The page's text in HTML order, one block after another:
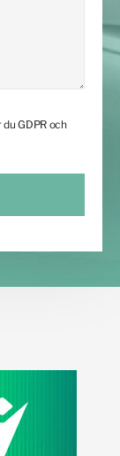
GDPR och